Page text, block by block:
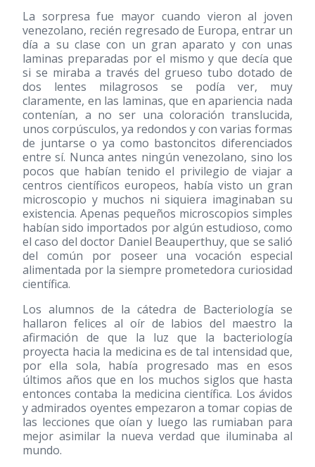
La sorpresa fue mayor cuando vieron al joven
venezolano, recién regresado de Europa, entrar un
día a su clase con un gran aparato y con unas
laminas preparadas por el mismo y que decía que
si se miraba a través del grueso tubo dotado de
dos lentes milagrosos se podía ver, muy
claramente, en las laminas, que en apariencia nada
contenían, a no ser una coloración translucida,
unos corpúsculos, ya redondos y con varias formas
de juntarse o ya como bastoncitos diferenciados
entre sí. Nunca antes ningún venezolano, sino los
pocos que habían tenido el privilegio de viajar a
centros científicos europeos, había visto un gran
microscopio y muchos ni siquiera imaginaban su
existencia. Apenas pequeños microscopios simples
habían sido importados por algún estudioso, como
el caso del doctor Daniel Beauperthuy, que se salió
del común por poseer una vocación especial
alimentada por la siempre prometedora curiosidad
científica.
Los alumnos de la cátedra de Bacteriología se
hallaron felices al oír de labios del maestro la
afirmación de que la luz que la bacteriología
proyecta hacia la medicina es de tal intensidad que,
por ella sola, había progresado mas en esos
últimos años que en los muchos siglos que hasta
entonces contaba la medicina científica. Los ávidos
y admirados oyentes empezaron a tomar copias de
las lecciones que oían y luego las rumiaban para
mejor asimilar la nueva verdad que iluminaba al
mundo.